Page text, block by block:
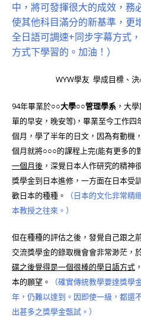
中，將可發揮很大的成效，務
使其他科目滿分的新基準，更
全日語可調速+同步字幕方式
方式下學習的。加油！）
WYW學友 學成目標、
94年畢業於○○大學○○管理學系 ，大
單的早安，晚安等)，畢業至今工作
個月，學了半年的日文，因為有動機
個月就將○○○的課程上完(能有更多的
一個月後 ，深覺日本人作研究的精神
獎學金到日本進修，一方面在日本受
歡日本的種種。
（日本的文化非常
本教授之往來。）
但在種種的評估之後，發覺自己跟之
交流獎學金的錄取機會會非常渺茫，
碟之後覺得是一個很棒的學日語方式
本的願望。
（確實傳統教學要達獎
年，仍難以達到。因即使一級，都還
出甚多之獎學金甄試。）